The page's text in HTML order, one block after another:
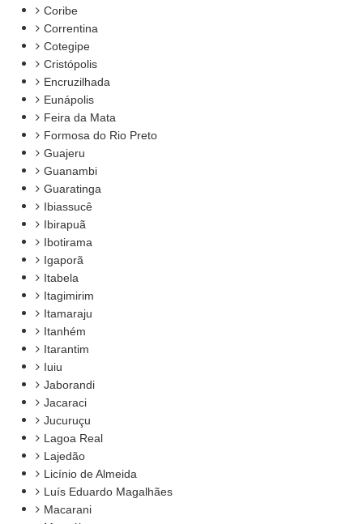
Coribe
Correntina
Cotegipe
Cristópolis
Encruzilhada
Eunápolis
Feira da Mata
Formosa do Rio Preto
Guajeru
Guanambi
Guaratinga
Ibiassucê
Ibirapuã
Ibotirama
Igaporã
Itabela
Itagimirim
Itamaraju
Itanhém
Itarantim
Iuiu
Jaborandi
Jacaraci
Jucuruçu
Lagoa Real
Lajedão
Licínio de Almeida
Luís Eduardo Magalhães
Macarani